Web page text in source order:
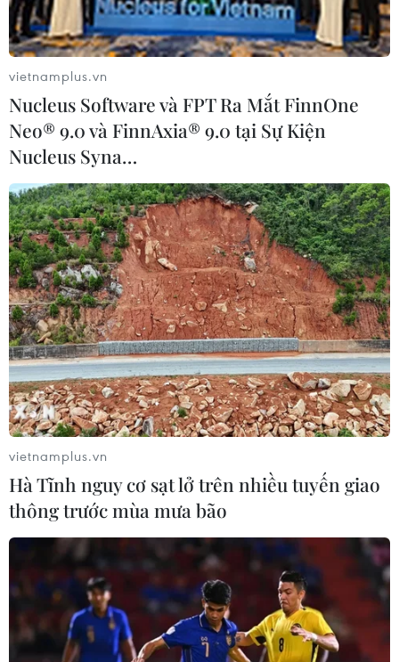
Triều Tiên giới thiệu nhiều công
nghệ mới tại triển lãm quốc phòng
thường niên
05/10/2025 23:45
Triển lãm giới thiệu những thành tựu mới trong những
năm gần đây, thậm chí có thành tựu đạt được trong
chưa đầy một năm, trong đó có hệ thống vũ khí được
nâng cấp và công nghệ mới ứng dụng AI.
vietnamplus.vn
Nucleus Software và FPT Ra Mắt FinnOne
Neo® 9.0 và FinnAxia® 9.0 tại Sự Kiện
Nucleus Syna…
vietnamplus.vn
Hà Tĩnh nguy cơ sạt lở trên nhiều tuyến giao
thông trước mùa mưa bão